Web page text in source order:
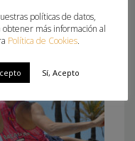
políticas de datos,
obtener más información al
Política de Cookies.
Sí, Acepto